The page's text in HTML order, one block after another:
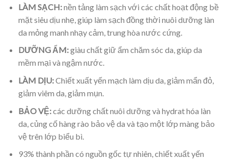
LÀM SẠCH:nền tảng làm sạch với các chất hoạt động bề
mặt siêu dịu nhẹ, giúp làm sạch đồng thời nuôi dưỡng làn
da mỏng manh nhạy cảm, trung hòa nước cứng.
DƯỠNG ẨM:giàu chất giữ ẩm chăm sóc da, giúp da
mềm mại và ngậm nước.
LÀM DỊU:Chiết xuất yến mạch làm dịu da, giảm mẩn đỏ,
giảm viêm da, giảm mụn.
BẢO VỆ:các dưỡng chất nuôi dưỡng và hydrat hóa làn
da, củng cố hàng rào bảo vệ da và tạo một lớp màng bảo
vệ trên lớp biểu bì.
93% thành phần có nguồn gốc tự nhiên, chiết xuất yến